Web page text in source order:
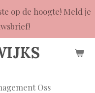
op de hoogte! Meld je
Oss